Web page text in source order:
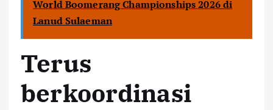
World Boomerang Championships 2026 di
Lanud Sulaeman
Terus
berkoordinasi